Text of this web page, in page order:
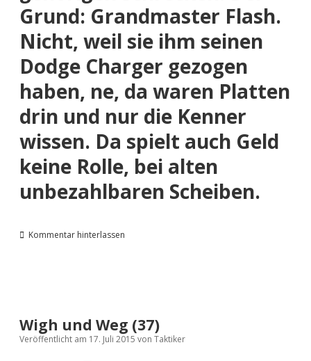
Grund: Grandmaster Flash.
Nicht, weil sie ihm seinen
Dodge Charger gezogen
haben, ne, da waren Platten
drin und nur die Kenner
wissen. Da spielt auch Geld
keine Rolle, bei alten
unbezahlbaren Scheiben.​
Kommentar hinterlassen
Wigh und Weg (37)
Veröffentlicht am 17. Juli 2015 von Taktiker